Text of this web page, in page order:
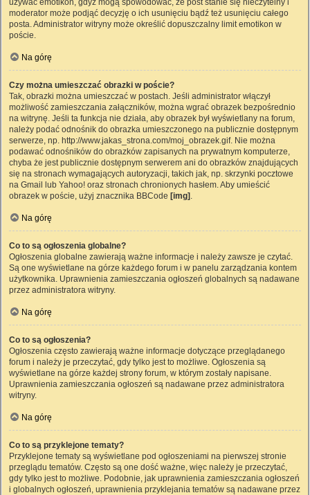
używać emotikon, gdyż mogą spowodować, że post stanie się nieczytelny i
moderator może podjąć decyzję o ich usunięciu bądź też usunięciu całego
posta. Administrator witryny może określić dopuszczalny limit emotikon w
poście.
Na górę
Czy można umieszczać obrazki w poście?
Tak, obrazki można umieszczać w postach. Jeśli administrator włączył
możliwość zamieszczania załączników, można wgrać obrazek bezpośrednio
na witrynę. Jeśli ta funkcja nie działa, aby obrazek był wyświetlany na forum,
należy podać odnośnik do obrazka umieszczonego na publicznie dostępnym
serwerze, np. http://www.jakas_strona.com/moj_obrazek.gif. Nie można
podawać odnośników do obrazków zapisanych na prywatnym komputerze,
chyba że jest publicznie dostępnym serwerem ani do obrazków znajdujących
się na stronach wymagających autoryzacji, takich jak, np. skrzynki pocztowe
na Gmail lub Yahoo! oraz stronach chronionych hasłem. Aby umieścić
obrazek w poście, użyj znacznika BBCode [img] .
Na górę
Co to są ogłoszenia globalne?
Ogłoszenia globalne zawierają ważne informacje i należy zawsze je czytać.
Są one wyświetlane na górze każdego forum i w panelu zarządzania kontem
użytkownika. Uprawnienia zamieszczania ogłoszeń globalnych są nadawane
przez administratora witryny.
Na górę
Co to są ogłoszenia?
Ogłoszenia często zawierają ważne informacje dotyczące przeglądanego
forum i należy je przeczytać, gdy tylko jest to możliwe. Ogłoszenia są
wyświetlane na górze każdej strony forum, w którym zostały napisane.
Uprawnienia zamieszczania ogłoszeń są nadawane przez administratora
witryny.
Na górę
Co to są przyklejone tematy?
Przyklejone tematy są wyświetlane pod ogłoszeniami na pierwszej stronie
przeglądu tematów. Często są one dość ważne, więc należy je przeczytać,
gdy tylko jest to możliwe. Podobnie, jak uprawnienia zamieszczania ogłoszeń
i globalnych ogłoszeń, uprawnienia przyklejania tematów są nadawane przez